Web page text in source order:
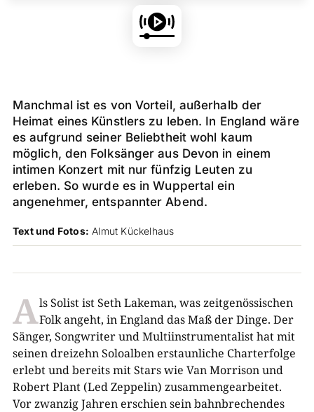
Manchmal ist es von Vorteil, außerhalb der
Heimat eines Künstlers zu leben. In England wäre
es aufgrund seiner Beliebtheit wohl kaum
möglich, den Folksänger aus Devon in einem
intimen Konzert mit nur fünfzig Leuten zu
erleben. So wurde es in Wuppertal ein
angenehmer, entspannter Abend.
Text und Fotos: Almut Kückelhaus
Als Solist ist Seth Lakeman, was zeitgenössischen
Folk angeht, in England das Maß der Dinge. Der
Sänger, Songwriter und Multiinstrumentalist hat mit
seinen dreizehn Soloalben erstaunliche Charterfolge
erlebt und bereits mit Stars wie Van Morrison und
Robert Plant (Led Zeppelin) zusammengearbeitet.
Vor zwanzig Jahren erschien sein bahnbrechendes